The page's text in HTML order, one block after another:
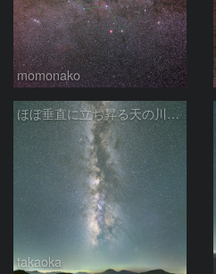
momonako
ほぼ垂直に立ち昇る天の川銀河
takaoka